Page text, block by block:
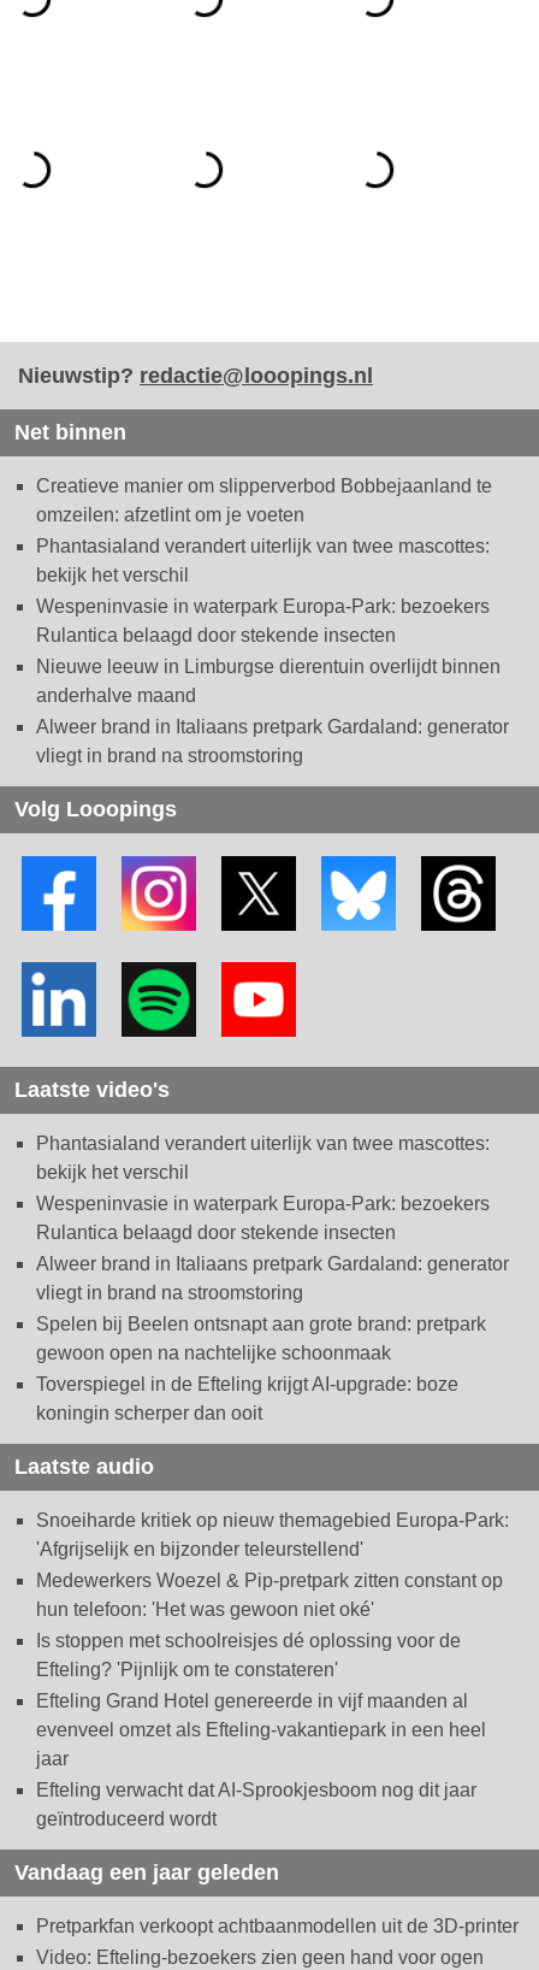
Nieuwstip? redactie@looopings.nl
Net binnen
Creatieve manier om slipperverbod Bobbejaanland te
omzeilen: afzetlint om je voeten
Phantasialand verandert uiterlijk van twee mascottes:
bekijk het verschil
Wespeninvasie in waterpark Europa-Park: bezoekers
Rulantica belaagd door stekende insecten
Nieuwe leeuw in Limburgse dierentuin overlijdt binnen
anderhalve maand
Alweer brand in Italiaans pretpark Gardaland: generator
vliegt in brand na stroomstoring
Volg Looopings
Laatste video's
Phantasialand verandert uiterlijk van twee mascottes:
bekijk het verschil
Wespeninvasie in waterpark Europa-Park: bezoekers
Rulantica belaagd door stekende insecten
Alweer brand in Italiaans pretpark Gardaland: generator
vliegt in brand na stroomstoring
Spelen bij Beelen ontsnapt aan grote brand: pretpark
gewoon open na nachtelijke schoonmaak
Toverspiegel in de Efteling krijgt AI-upgrade: boze
koningin scherper dan ooit
Laatste audio
Snoeiharde kritiek op nieuw themagebied Europa-Park:
'Afgrijselijk en bijzonder teleurstellend'
Medewerkers Woezel & Pip-pretpark zitten constant op
hun telefoon: 'Het was gewoon niet oké'
Is stoppen met schoolreisjes dé oplossing voor de
Efteling? 'Pijnlijk om te constateren'
Efteling Grand Hotel genereerde in vijf maanden al
evenveel omzet als Efteling-vakantiepark in een heel
jaar
Efteling verwacht dat AI-Sprookjesboom nog dit jaar
geïntroduceerd wordt
Vandaag een jaar geleden
Pretparkfan verkoopt achtbaanmodellen uit de 3D-printer
Video: Efteling-bezoekers zien geen hand voor ogen